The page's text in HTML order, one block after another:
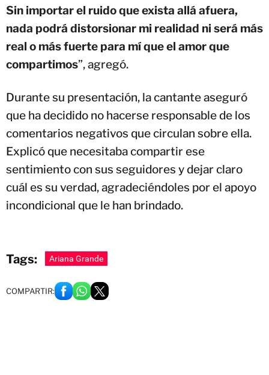
nada podrá distorsionar mi realidad ni será más
real o más fuerte para mí que el amor que
compartimos”, agregó.
que ha decidido no hacerse responsable de los
comentarios negativos que circulan sobre ella.
Explicó que necesitaba compartir ese
sentimiento con sus seguidores y dejar claro
cuál es su verdad, agradeciéndoles por el apoyo
incondicional que le han brindado.